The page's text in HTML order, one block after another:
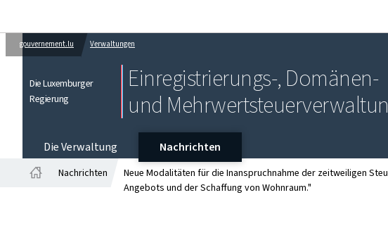
gouvernement.lu Verwaltungen
Die Luxemburger
Regierung
Einregistrierungs-, Domänen-
und
Die Verwaltung
Nachrichten
Nachrichten
Neue Modalitäten für die Inanspruchnahme der zeitweiligen
Angebots und der Schaffung von Wohnraum."